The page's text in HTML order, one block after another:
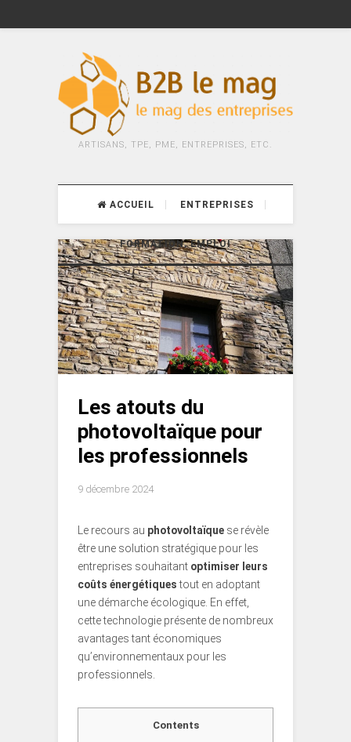
ARTISANS, TPE, PME, ENTREPRISES, ETC.
ACCUEIL ENTREPRISES
FORMATION, EMPLOI
Les atouts du
photovoltaïque pour
les professionnels
9 décembre 2024
Le recours au photovoltaïque se révèle
être une solution stratégique pour les
entreprises souhaitant optimiser leurs
coûts énergétiquestout en adoptant
une démarche écologique. En effet,
cette technologie présente de nombreux
avantages tant économiques
qu’environnementaux pour les
professionnels.
Contents